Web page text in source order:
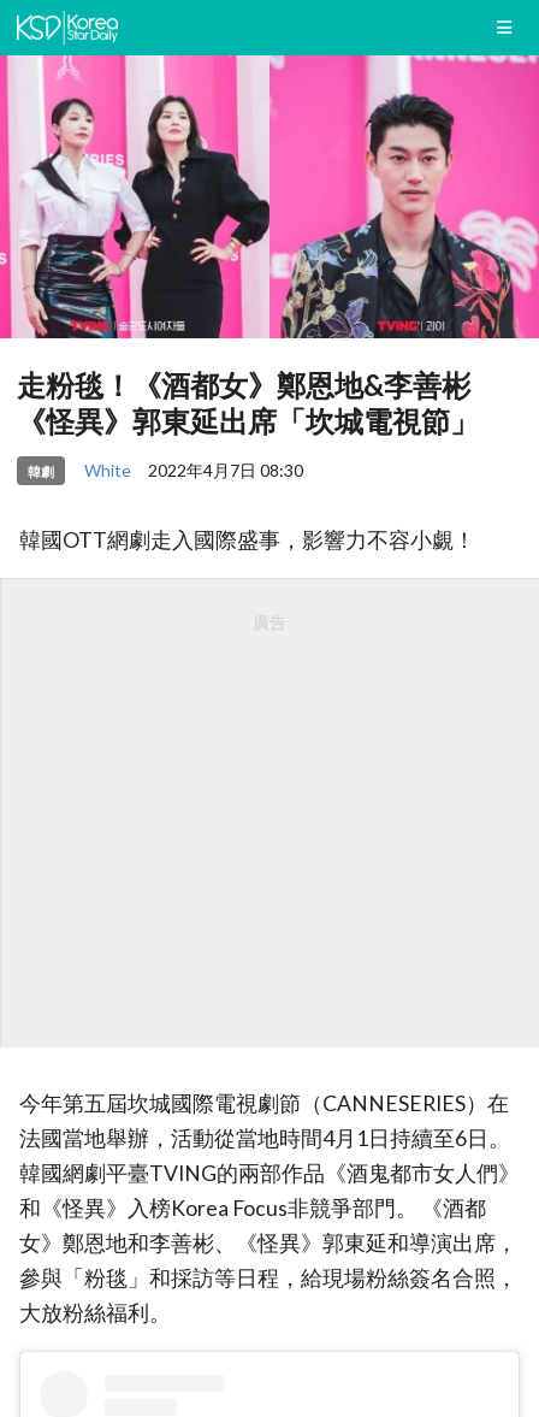
走粉毯！《酒都女》鄭恩地&李善彬
《怪異》郭東延出席「坎城電視節」
韓劇 White 2022年4月7日 08:30
韓國OTT網劇走入國際盛事，影響力不容小覷！
廣告
今年第五屆坎城國際電視劇節（CANNESERIES）在
法國當地舉辦，活動從當地時間4月1日持續至6日。
韓國網劇平臺TVING的兩部作品《酒鬼都市女人們》
和《怪異》入榜Korea Focus非競爭部門。 《酒都
女》鄭恩地和李善彬、《怪異》郭東延和導演出席，
參與「粉毯」和採訪等日程，給現場粉絲簽名合照，
大放粉絲福利。